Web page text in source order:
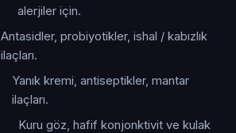
alerjiler için.
Antasidler, probiyotikler, ishal / kabızlık
ilaçları.
Yanık kremi, antiseptikler, mantar
ilaçları.
Kuru göz, hafif konjonktivit ve kulak